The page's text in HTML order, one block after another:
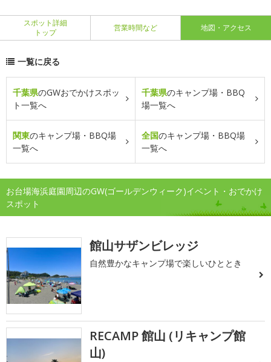
スポット詳細
トップ
営業時間など 地図・アクセス
一覧に戻る
千葉県のGWおでかけスポッ
ト一覧へ
千葉県のキャンプ場・BBQ
場一覧へ
関東のキャンプ場・BBQ場
一覧へ
全国のキャンプ場・BBQ場
一覧へ
お台場海浜庭園周辺のGW(ゴールデンウィーク)イベント・おでかけ
スポット
館山サザンビレッジ
自然豊かなキャンプ場で楽しいひととき
RECAMP 館山 (リキャンプ館
山)